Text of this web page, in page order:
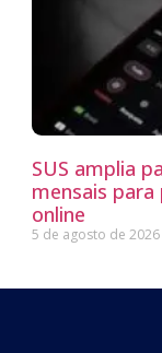
SUS amplia
mensais
online
5 de agosto de 2026